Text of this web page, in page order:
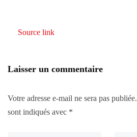
Source link
Laisser un commentaire
Votre adresse e-mail ne sera pas publiée.
sont indiqués avec *